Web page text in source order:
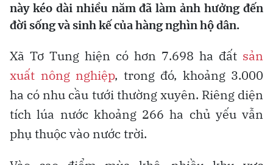
này kéo dài nhiều năm đã làm ảnh hưởng đến
đời sống và sinh kế của hàng nghìn hộ dân.
Xã Tơ Tung hiện có hơn 7.698 ha đất sản
xuất nông nghiệp, trong đó, khoảng 3.000
ha có nhu cầu tưới thường xuyên. Riêng diện
tích lúa nước khoảng 266 ha chủ yếu vẫn
phụ thuộc vào nước trời.